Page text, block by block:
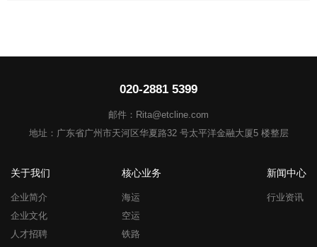
020-2881 5399
邮件：Rita@etcline.com
地址：广东省广州市天河区华夏路32 号太平洋金融大厦5 楼整层
关于我们
企业简介
企业文化
人才招聘
核心业务
海运
空运
铁路
新闻中心
行业资讯